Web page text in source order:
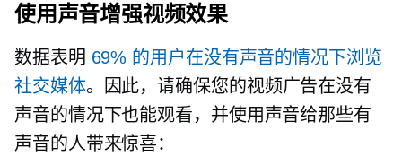
使用声音增强视频效果
数据表明 69% 的用户在没有声音的情况下浏览
社交媒体。因此，请确保您的视频广告在没有
声音的情况下也能观看，并使用声音给那些有
声音的人带来惊喜：